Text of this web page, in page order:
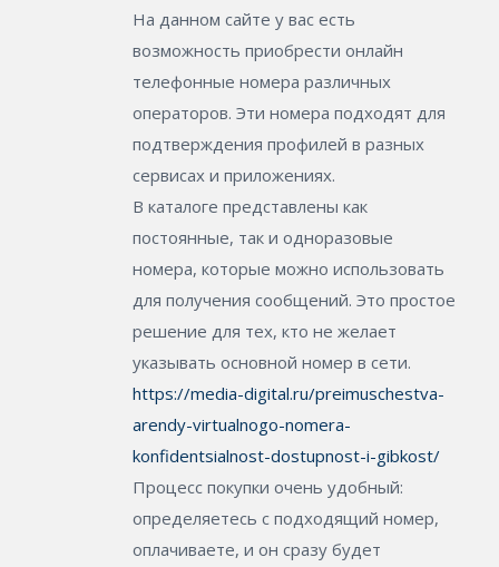
На данном сайте у вас есть
возможность приобрести онлайн
телефонные номера различных
операторов. Эти номера подходят для
подтверждения профилей в разных
сервисах и приложениях.
В каталоге представлены как
постоянные, так и одноразовые
номера, которые можно использовать
для получения сообщений. Это простое
решение для тех, кто не желает
указывать основной номер в сети.
https://media-digital.ru/preimuschestva-
arendy-virtualnogo-nomera-
konfidentsialnost-dostupnost-i-gibkost/
Процесс покупки очень удобный:
определяетесь с подходящий номер,
оплачиваете, и он сразу будет